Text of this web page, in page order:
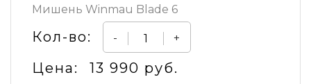
Мишень Winmau Blade 6
Кол-во: - +
Цена: 13 990 руб.